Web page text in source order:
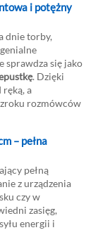
i potężny
dnie torby,
sprawdza się jako
. Dzięki
ręką, a
rozmówców
– pełna
pełną
z urządzenia
czy w
zasięg,
energii i